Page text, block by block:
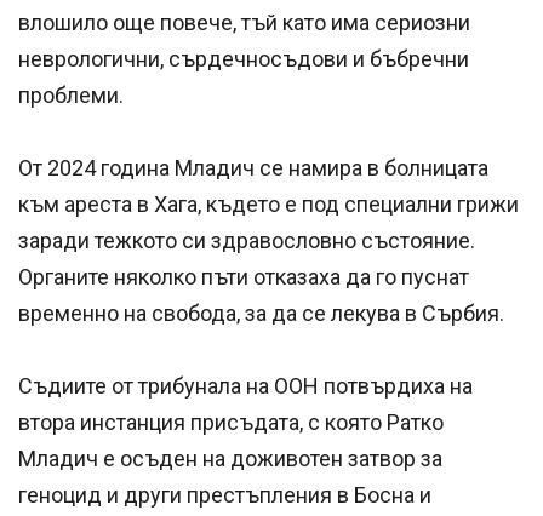
влошило още повече, тъй като има сериозни
неврологични, сърдечносъдови и бъбречни
проблеми.
От 2024 година Младич се намира в болницата
към ареста в Хага, където е под специални грижи
заради тежкото си здравословно състояние.
Органите няколко пъти отказаха да го пуснат
временно на свобода, за да се лекува в Сърбия.
Съдиите от трибунала на ООН потвърдиха на
втора инстанция присъдата, с която Ратко
Младич е осъден на доживотен затвор за
геноцид и други престъпления в Босна и